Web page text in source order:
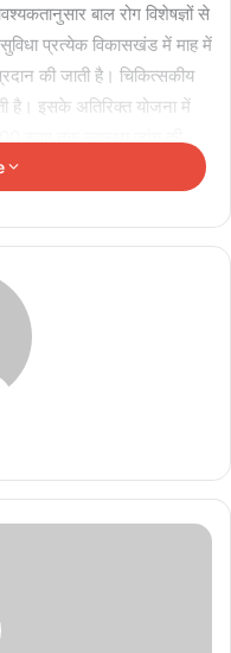
बाल रोग विशेषज्ञों से
प्रत्येक विकासखंड में माह में
की जाती है। चिकित्सकीय
है। इसके अतिरिक्त योजना में
सचिव ने UNICEF और विभागीय
जाएंगे अभिनेता
छत्तीसगढ़ की पंडवानी परंपरा,
में चयन पूरे प्रदेश के लिए है